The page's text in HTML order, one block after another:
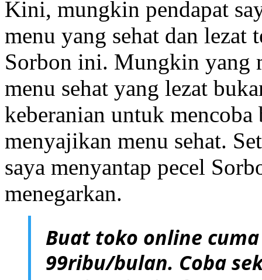
Kini, mungkin pendapat
menu yang sehat dan lezat
Sorbon ini. Mungkin yang
menu sehat yang lezat
keberanian untuk mencoba
menyajikan menu sehat.
saya menyantap pecel
menegarkan.
Buat toko online
99ribu/bulan. Coba